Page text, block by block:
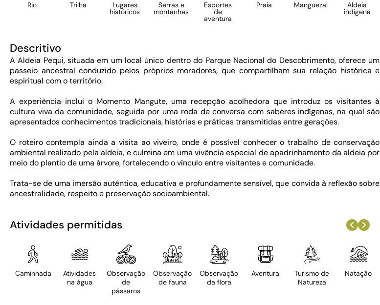
Rio Trilha Lugares
históricos
Serras e
montanhas
Esportes
de
aventura
Praia Manguezal Aldeia
indígena
Descritivo
A Aldeia Pequi, situada em um local único dentro do Parque Nacional do Descobrimento, oferece um
passeio ancestral conduzido pelos próprios moradores, que compartilham sua relação histórica e
espiritual com o território.
A experiência inclui o Momento Mangute, uma recepção acolhedora que introduz os visitantes à
cultura viva da comunidade, seguida por uma roda de conversa com saberes indígenas, na qual são
apresentados conhecimentos tradicionais, histórias e práticas transmitidas entre gerações.
O roteiro contempla ainda a visita ao viveiro, onde é possível conhecer o trabalho de conservação
ambiental realizado pela aldeia, e culmina em uma vivência especial de apadrinhamento da aldeia por
meio do plantio de uma árvore, fortalecendo o vínculo entre visitantes e comunidade.
Trata-se de uma imersão autêntica, educativa e profundamente sensível, que convida à reflexão sobre
ancestralidade, respeito e preservação socioambiental.
Atividades permitidas
Caminhada
Atividades
na água
Observação
de
pássaros
Observação
de fauna
Observação
da flora
Aventura
Turismo de
Natureza
Natação